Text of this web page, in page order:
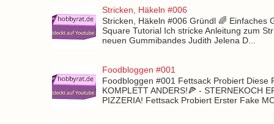
Stricken, Häkeln #006
Stricken, Häkeln #006 Gründl 🌈 Einfaches
Square Tutorial Ich stricke Anleitung zum
neuen Gummibandes Judith Jelena D...
Foodbloggen #001
Foodbloggen #001 Fettsack Probiert Diese
KOMPLETT ANDERS!🍕 - STERNEKOCH
PIZZERIA! Fettsack Probiert Erster Fake